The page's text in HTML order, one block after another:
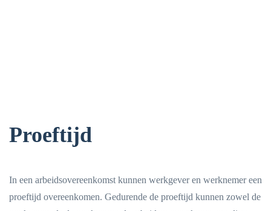
Proeftijd
In een arbeidsovereenkomst kunnen werkgever en werknemer een
proeftijd overeenkomen. Gedurende de proeftijd kunnen zowel de